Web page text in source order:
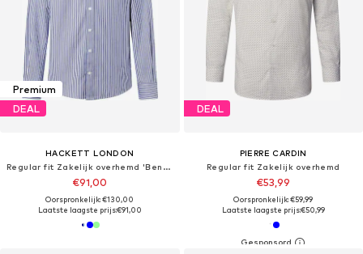
Premium
DEAL
HACKETT LONDON
Regular fit Zakelijk overhemd 'Bengal'
€91,00
Oorspronkelijk: €130,00
Laatste laagste prijs:€91,00
DEAL
PIERRE CARDIN
Regular fit Zakelijk overhemd
€53,99
Oorspronkelijk: €59,99
Laatste laagste prijs:€50,99